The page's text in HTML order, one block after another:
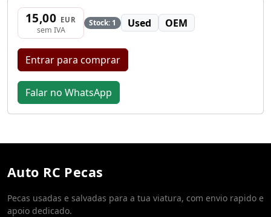
15,00 EUR
sem IVA
Stock: 1 Used OEM
Entrar para comprar
Falar no WhatsApp
Auto RC Pecas
Pecas usadas e salvadas para a tua viatura, com envio rapido e
apoio dedicado.